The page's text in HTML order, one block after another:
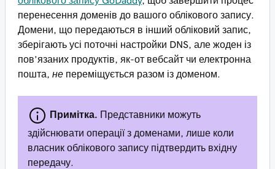
перенесення доменів до вашого облікового запису.
Домени, що передаються в інший обліковий запис,
зберігають усі поточні настройки DNS, але жоден із
пов’язаних продуктів, як-от вебсайт чи електронна
пошта, не переміщується разом із доменом.
Примітка. Представники можуть
здійснювати операції з доменами, лише коли
власник облікового запису підтвердить вхідну
передачу.